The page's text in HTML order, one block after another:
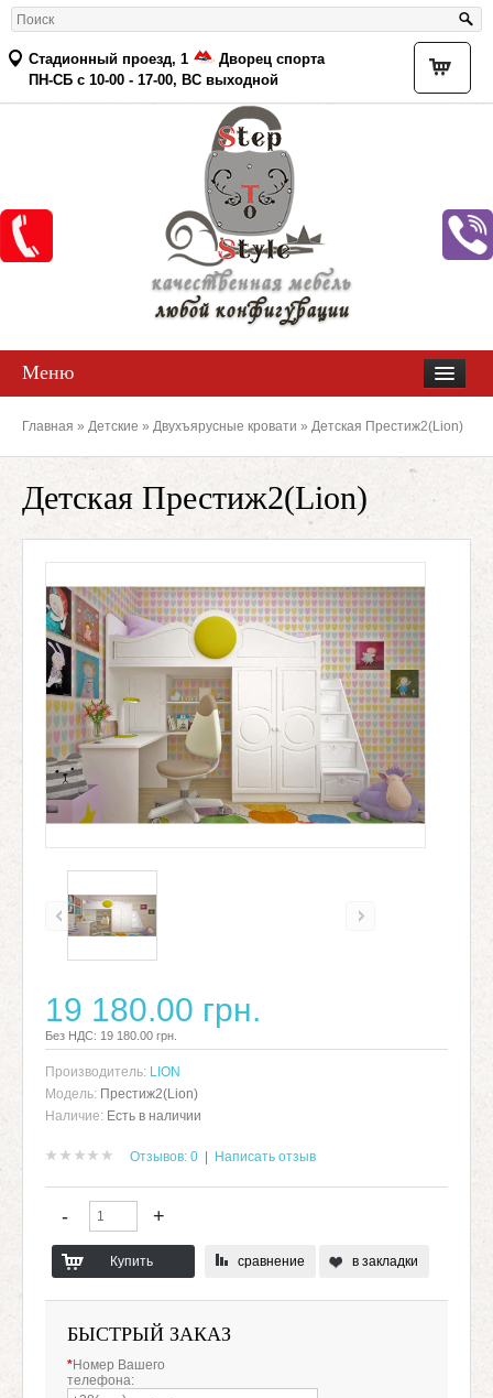
Стадионный проезд, 1
Дворец спорта
ПН-СБ с 10-00 - 17-00, ВС выходной
качественная мебель
любой конфигурации
Меню
Главная » Детские » Двухъярусные кровати » Детская Престиж2(Lion)
Детская Престиж2(Lion)
19 180.00 грн.
Без НДС: 19 180.00 грн.
Производитель: LION
Модель: Престиж2(Lion)
Наличие: Есть в наличии
Отзывов: 0 Написать отзыв
сравнение в закладки
БЫСТРЫЙ ЗАКАЗ
*Номер Вашего
телефона: